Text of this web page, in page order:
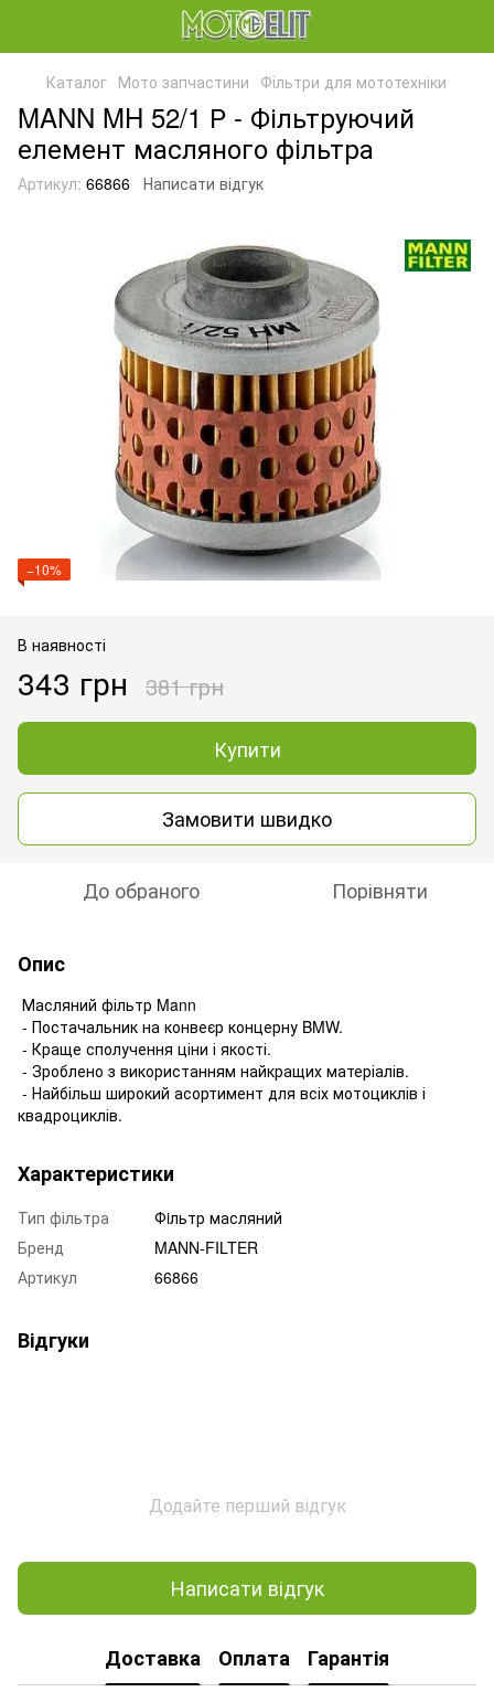
Каталог Мото запчастини Фільтри для мототехніки
MANN MH 52/1 Р - Фільтруючий
елемент масляного фільтра
Артикул: 66866 Написати відгук
−10%
В наявності
343 грн 381 грн
Купити
Замовити швидко
До обраного Порівняти
Опис
Масляний фільтр Mann
- Постачальник на конвеєр концерну BMW.
- Краще сполучення ціни і якості.
- Зроблено з використанням найкращих матеріалів.
- Найбільш широкий асортимент для всіх мотоциклів і
квадроциклів.
Характеристики
Тип фільтра
Фiльтр масляний
Бренд
MANN-FILTER
Артикул
66866
Відгуки
Додайте перший відгук
Написати відгук
Доставка Оплата Гарантія